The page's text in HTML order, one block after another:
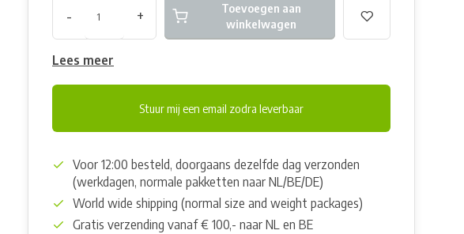
- +
Toevoegen aan
winkelwagen
Lees meer
Stuur mij een email zodra leverbaar
Voor 12:00 besteld, doorgaans dezelfde dag verzonden
(werkdagen, normale pakketten naar NL/BE/DE)
World wide shipping (normal size and weight packages)
Gratis verzending vanaf € 100,- naar NL en BE